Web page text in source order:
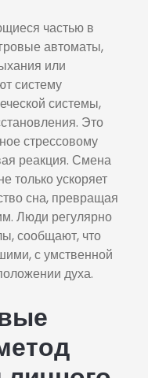
частью в
автоматы,
или
систему
системы,
Это
стрессовому
реакция. Смена
только ускоряет
сна, превращая
Люди регулярно
сообщают, что
с умственной
духа.